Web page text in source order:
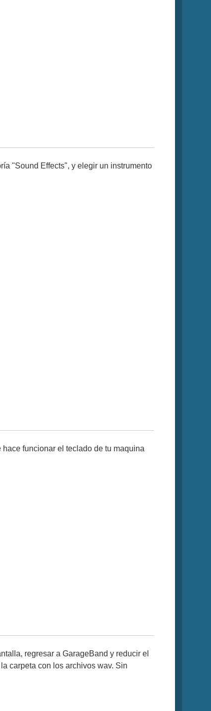
"Sound Effects", y elegir un instrumento
funcionar el teclado de tu maquina
regresar a GarageBand y reducir el
carpeta con los archivos wav. Sin